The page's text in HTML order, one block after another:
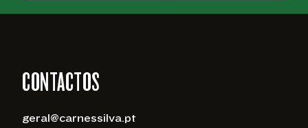
CONTACTOS
geral@carnessilva.pt